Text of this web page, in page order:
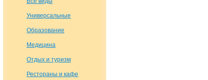
Универсальные
Образование
Медицина
Отдых и туризм
Рестораны и кафе